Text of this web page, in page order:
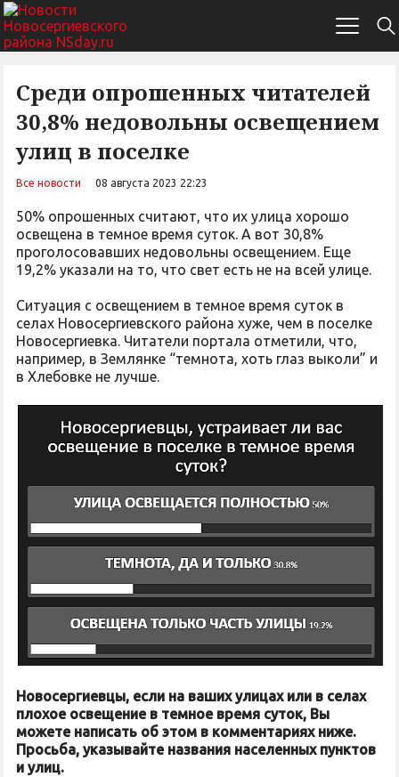
Среди опрошенных читателей
30,8% недовольны освещением
улиц в поселке
Все новости 08 августа 2023 22:23
50% опрошенных считают, что их улица хорошо
освещена в темное время суток. А вот 30,8%
проголосовавших недовольны освещением. Еще
19,2% указали на то, что свет есть не на всей улице.
Ситуация с освещением в темное время суток в
селах Новосергиевского района хуже, чем в поселке
Новосергиевка. Читатели портала отметили, что,
например, в Землянке “темнота, хоть глаз выколи” и
в Хлебовке не лучше.
Новосергиевцы, если на ваших улицах или в селах
плохое освещение в темное время суток, Вы
можете написать об этом в комментариях ниже.
Просьба, указывайте названия населенных пунктов
и улиц.